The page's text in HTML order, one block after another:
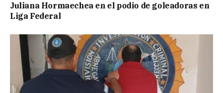
Juliana Hormaechea en el podio de goleadoras en
Liga Federal